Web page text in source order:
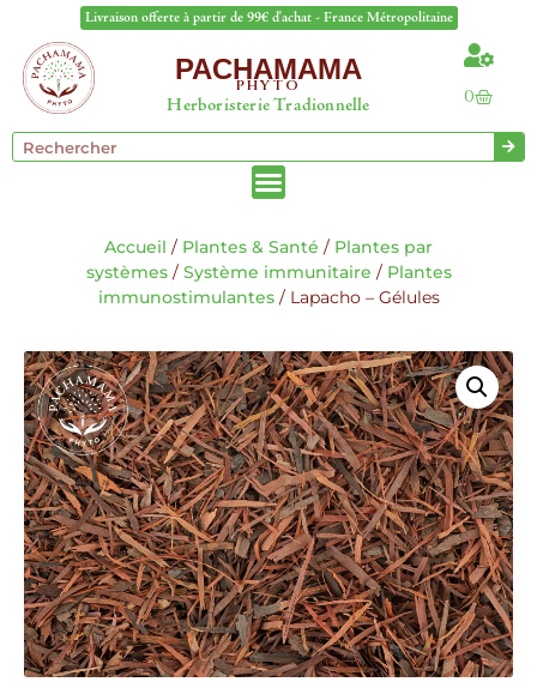
Livraison offerte à partir de 99€ d'achat - France Métropolitaine
PACHAMAMA
PHYTO
Herboristerie Tradionnelle 0
Accueil / Plantes & Santé / Plantes par
systèmes/ Système immunitaire / Plantes
immunostimulantes/ Lapacho – Gélules